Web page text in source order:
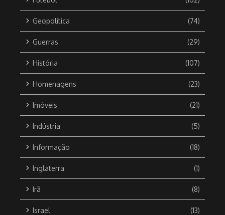
Geopolítica (74)
Guerras (29)
História (107)
Homenagens (23)
Imóveis (21)
Indústria (5)
Informação (18)
Inglaterra (1)
Irã (8)
Israel (13)